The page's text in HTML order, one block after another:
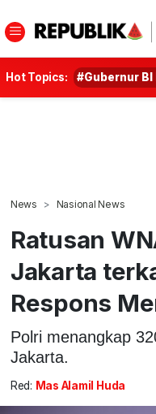
Hot Topics: #Gubernur
News Nasional News
Ratusan
Jakarta
Respons
Polri menangkap
Jakarta.
Red: Mas Alamil Huda